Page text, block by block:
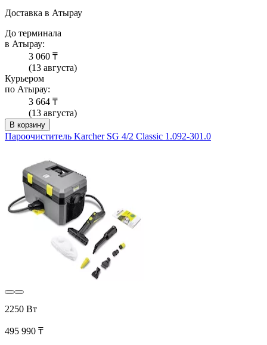
Доставка в Атырау
До терминала
в Атырау:
3 060 ₸
(13 августа)
Курьером
по Атырау:
3 664 ₸
(13 августа)
В корзину
Пароочиститель Karcher SG 4/2 Classic 1.092-301.0
2250 Вт
495 990 ₸